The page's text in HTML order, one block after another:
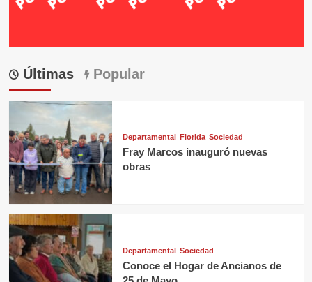
Últimas Popular
Departamental Florida Sociedad
Fray Marcos inauguró nuevas
obras
Departamental Sociedad
Conoce el Hogar de Ancianos de